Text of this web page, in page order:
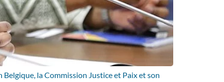
la Commission Justice et Paix et son